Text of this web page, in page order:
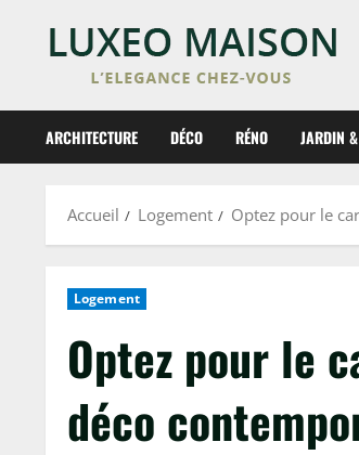
ARCHITECTURE DÉCO RÉNO JARDIN
Accueil Logement Optez pour le
Logement
Optez pour le
déco